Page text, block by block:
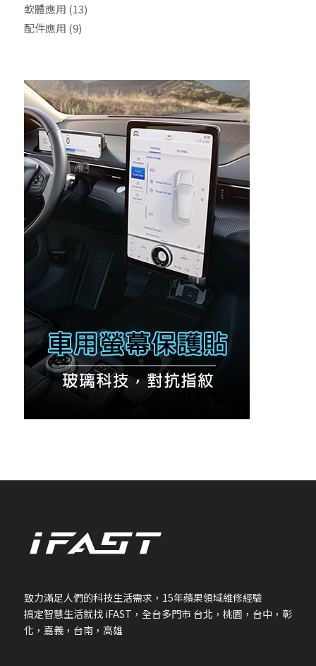
軟體應用 (13)
配件應用 (9)
致力滿足人們的科技生活需求， 15年蘋果領域維修經驗
搞定智慧生活就找 iFAST ，全台多門市 台北，桃園，台中，彰
化，嘉義，台南，高雄